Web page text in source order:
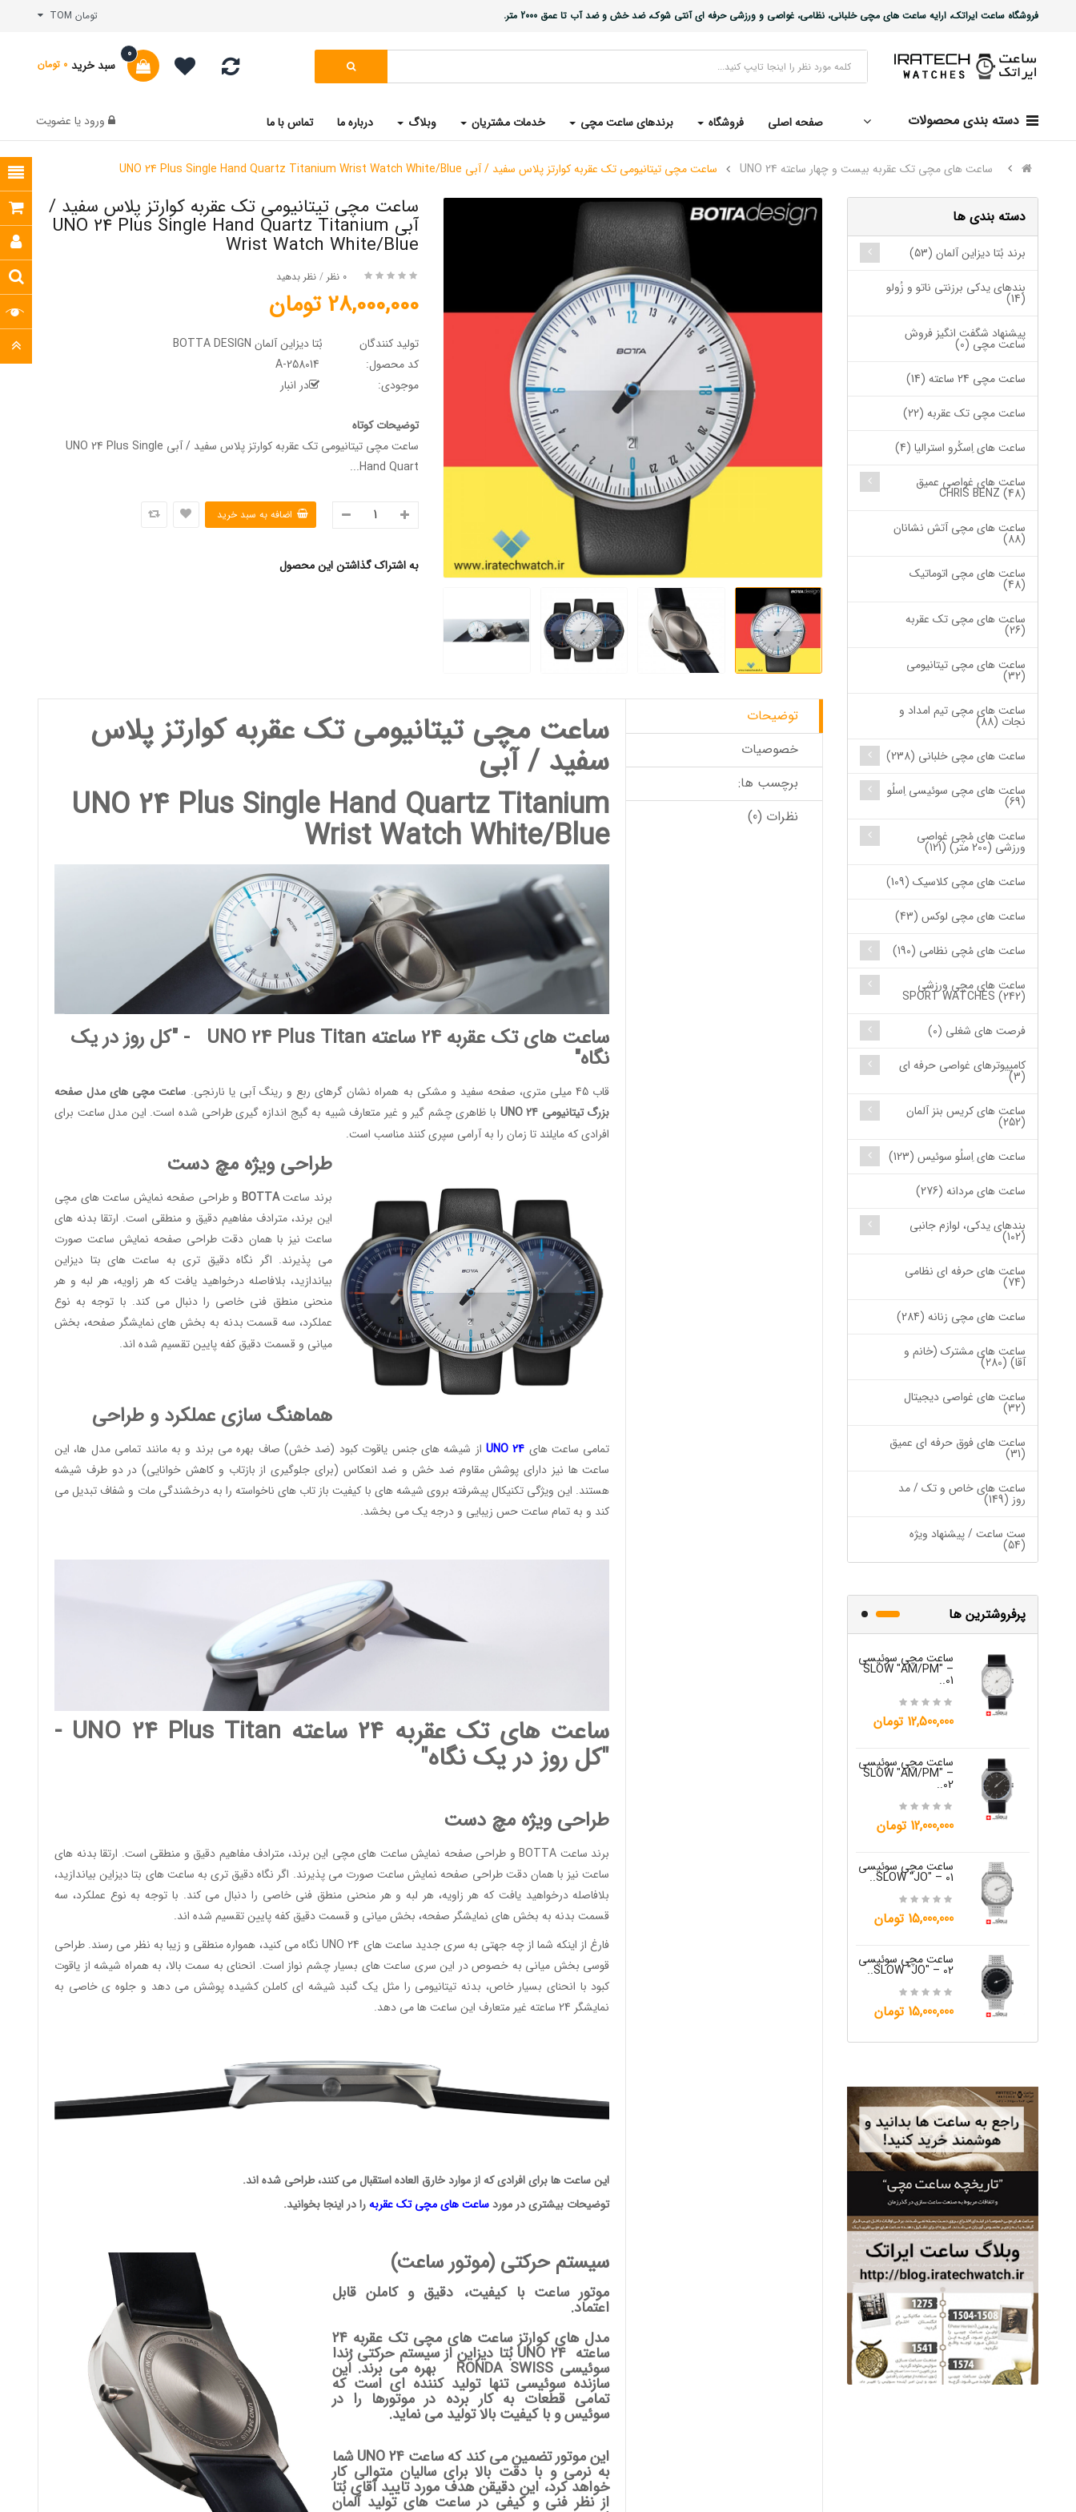
فروشگاه ساعت ایراتک، ارایه ساعت های مچی خلبانی، نظامی، غواصی و ورزشی حرفه ای آنتی شوک، ضد خش و ضد آب تا عمق 2000 متر. تومان TOM
سبد خرید
0
0 تومان
دسته بندی محصولات صفحه اصلی فروشگاه برندهای ساعت مچی خدمات مشتریان وبلاگ درباره ما تماس با ما ورود یا عضویت
ساعت های مچی تک عقربه بیست و چهار ساعته UNO 24 ساعت مچی تیتانیومی تک عقربه کوارتز پلاس سفید / آبی UNO 24 Plus Single Hand Quartz Titanium Wrist Watch White/Blue
دسته بندی ها
برند بُتا دیزاین آلمان (53)
بندهای یدکی برزنتی ناتو و زُولو
(14)
پیشنهاد شگفت انگیز فروش
ساعت مچی (0)
ساعت مچی 24 ساعته (14)
ساعت مچی تک عقربه (22)
ساعت های اِسکُرو استرالیا (4)
ساعت های غواصی عمیق
CHRIS BENZ (48)
ساعت های مچی آتش نشانان
(88)
ساعت های مچی اتوماتیک
(48)
ساعت های مچی تک عقربه
(26)
ساعت های مچی تیتانیومی
(32)
ساعت های مچی تیم امداد و
نجات (88)
ساعت های مچی خلبانی (238)
ساعت های مچی سوئیسی اِسلُو
(69)
ساعت های مُچی غواصی
ورزشی (200 متر) (121)
ساعت های مچی کلاسیک (109)
ساعت های مچی لوکس (43)
ساعت های مُچی نظامی (190)
ساعت های مچی ورزشی
SPORT WATCHES (242)
فرصت های شغلی (0)
کامپیوترهای غواصی حرفه ای
(3)
ساعت های کریس بنز آلمان
(252)
ساعت های اِسلُو سوئیس (123)
ساعت های مردانه (276)
بندهای یدکی، لوازم جانبی
(102)
ساعت های حرفه ای نظامی
(74)
ساعت های مچی زنانه (284)
ساعت های مشترک (خانم و
آقا) (280)
ساعت های غواصی دیجیتال
(32)
ساعت های فوق حرفه ای عمیق
(31)
ساعت های خاص و تک / مد
روز (149)
ست ساعت / پیشنهاد ویژه
(54)
پرفروشترین ها
ساعت مچی سوئیسی
SLOW "AM/PM" –
01..
12,500,000 تومان
ساعت مچی سوئیسی
SLOW "AM/PM" –
02..
12,000,000 تومان
ساعت مچی سوئیسی
SLOW "JO" – 01..
15,000,000 تومان
ساعت مچی سوئیسی
SLOW "JO" – 02..
15,000,000 تومان
ساعت مچی تیتانیومی تک عقربه کوارتز پلاس سفید /
آبی UNO 24 Plus Single Hand Quartz Titanium
Wrist Watch White/Blue
0 نظر /نظر بدهید
28,000,000 تومان
تولید کنندگان
بُتا دیزاین آلمان BOTTA DESIGN
کد محصول:
موجودی:
در انبار
توضیحات کوتاه
ساعت مچی تیتانیومی تک عقربه کوارتز پلاس سفید / آبی UNO 24 Plus Single
Hand Quart...
به اشتراک گذاشتن این محصول
توضیحات
خصوصیات
برچسب ها:
نظرات (0)
ساعت مچی تیتانیومی تک عقربه کوارتز پلاس
سفید / آبی
UNO 24 Plus Single Hand Quartz Titanium
Wrist Watch White/Blue
ساعت های تک عقربه 24 ساعته UNO 24 Plus Titan - "کل روز در یک
نگاه"
قاب 45 میلی متری، صفحه سفید و مشکی به همراه نشان گرهای ربع و رینگ آبی یا نارنجی.
ساعت مچی های مدل صفحه
بزرگ تیتانیومی UNO 24
با ظاهری چشم گیر و غیر متعارف شبیه به گیج اندازه گیری طراحی شده است. این مدل ساعت برای
افرادی که مایلند تا زمان را به آرامی سپری کنند مناسب است.
طراحی ویژه مچ دست
برند ساعتBOTTA و طراحی صفحه نمایش ساعت های مچی
این برند، مترادف مفاهیم دقیق و منطقی است. ارتقا بدنه های
ساعت نیز با همان دقت طراحی صفحه نمایش ساعت صورت
می پذیرند. اگر نگاه دقیق تری به ساعت های بتا دیزاین
بیاندازید، بلافاصله درخواهید یافت که هر زاویه، هر لبه و هر
منحنی منطق فنی خاصی را دنبال می کند. با توجه به نوع
عملکرد، سه قسمت بدنه به بخش های نمایشگر صفحه، بخش
میانی و قسمت دقیق کفه پایین تقسیم شده اند.
هماهنگ سازی عملکرد و طراحی
تمامی ساعت های UNO 24
از شیشه های جنس یاقوت کبود (ضد خش) صاف بهره می برند و به مانند تمامی مدل ها، این
ساعت ها نیز دارای پوشش مقاوم ضد خش و ضد انعکاس (برای جلوگیری از بازتاب و کاهش خوانایی) در دو طرف شیشه
هستند. این ویژگی تکنیکال پیشرفته بروی شیشه های با کیفیت باز تاب های ناخواسته را به درخشندگی مات و شفاف تبدیل می
کند و به تمام ساعت حس زیبایی و درجه یک می بخشد.
ساعت های تک عقربه 24 ساعته UNO 24 Plus Titan -
"کل روز در یک نگاه"
طراحی ویژه مچ دست
برند ساعت BOTTA و طراحی صفحه نمایش ساعت های مچی این برند، مترادف مفاهیم دقیق و منطقی است. ارتقا بدنه های
ساعت نیز با همان دقت طراحی صفحه نمایش ساعت صورت می پذیرند. اگر نگاه دقیق تری به ساعت های بتا دیزاین بیاندازید،
بلافاصله درخواهید یافت که هر زاویه، هر لبه و هر منحنی منطق فنی خاصی را دنبال می کند. با توجه به نوع عملکرد، سه
قسمت بدنه به بخش های نمایشگر صفحه، بخش میانی و قسمت دقیق کفه پایین تقسیم شده اند.
فارغ از اینکه شما از چه جهتی به سری جدید ساعت های UNO 24 نگاه می کنید، همواره منطقی و زیبا به نظر می رسند. طراحی
قوسی بخش میانی به خصوص در این سری ساعت های بسیار چشم نواز است. انحنای به سمت بالا، به همراه شیشه از یاقوت
کبود با انحنای بسیار خاص، بدنه تیتانیومی را مثل یک گنبد شیشه ای کاملن کشیده پوشش می دهد و جلوه ی خاصی به
نمایشگر 24 ساعته غیر متعارف این ساعت ها می دهد.
این ساعت ها برای افرادی که از موارد خارق العاده استقبال می کنند، طراحی شده اند.
توضیحات بیشتری در موردساعت های مچی تک عقربهرا در اینجا بخوانید.
سیستم حرکتی (موتور ساعت)
موتور ساعت با کیفیت، دقیق و کاملن قابل
اعتماد.
مدل های کوارتز ساعت های مچی تک عقربه 24
ساعته UNO 24 بُتا دیزایناز سیستم حرکتی رُندا
سوئیسی RONDA SWISS بهره می برند. این
سازنده سوئیسی تنها تولید کننده ای است که
تمامی قطعات به کار برده در موتورها را در
سوئیس و با کیفیت بالا تولید می نماید.
این موتور تضمین می کند که ساعت UNO 24 شما
به نرمی و با دقت بالا برای سالیان متوالی کار
خواهد کرد، این دقیقن هدف مورد تایید آقای بُتا
از نظر فنی و کیفی در ساعت های تولید آلمان